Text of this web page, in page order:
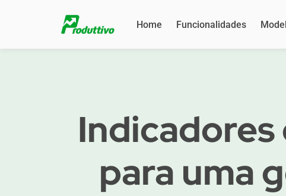
Home Funcionalidades
para uma